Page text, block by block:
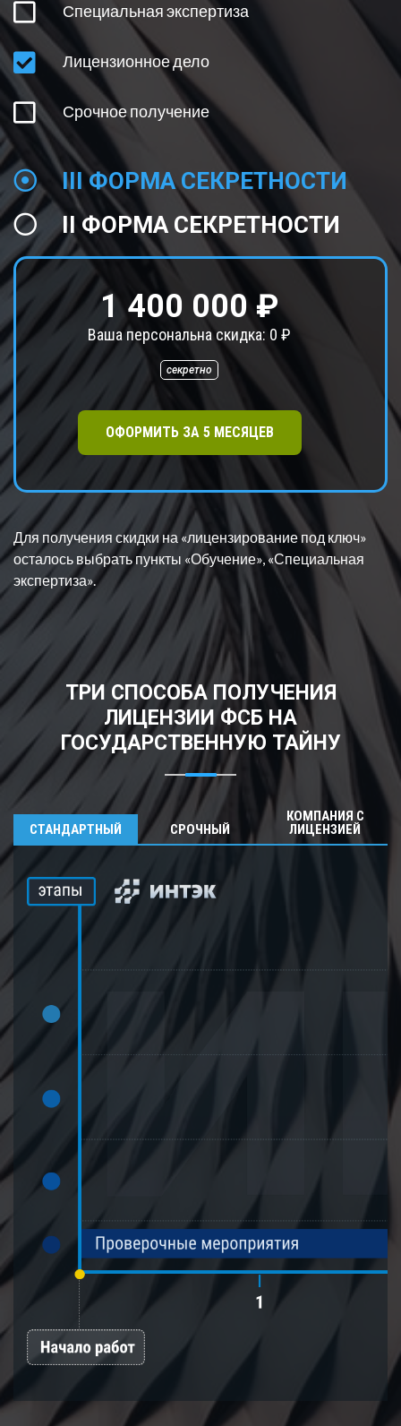
Специальная экспертиза
Лицензионное дело
Срочное получение
III ФОРМА СЕКРЕТНОСТИ
II ФОРМА СЕКРЕТНОСТИ
1 400 000 ₽
Ваша персональна скидка: 0 ₽
секретно
ОФОРМИТЬ ЗА 5МЕСЯЦЕВ
Для получения скидки на «лицензирование под ключ»
осталось выбрать пункты «Обучение», «Специальная
экспертиза».
ТРИ СПОСОБА ПОЛУЧЕНИЯ
ЛИЦЕНЗИИ ФСБ НА
ГОСУДАРСТВЕННУЮ ТАЙНУ
СТАНДАРТНЫЙ СРОЧНЫЙ
КОМПАНИЯ С
ЛИЦЕНЗИЕЙ